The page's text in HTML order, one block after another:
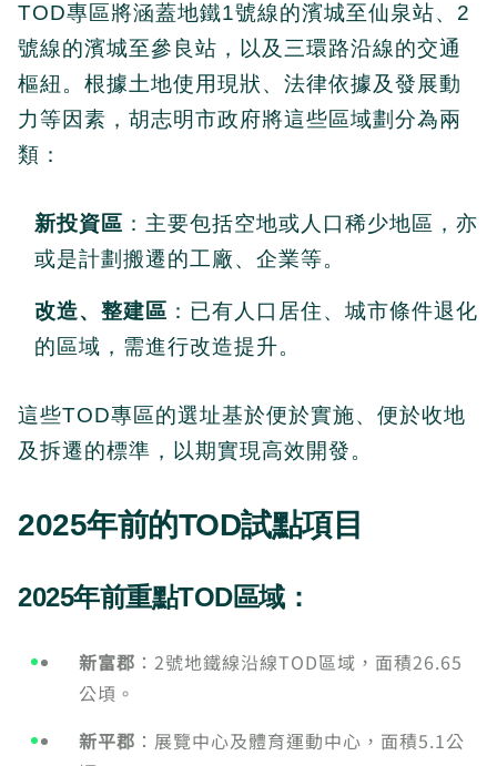
TOD專區將涵蓋地鐵1號線的濱城至仙泉站、2
號線的濱城至參良站，以及三環路沿線的交通
樞紐。根據土地使用現狀、法律依據及發展動
力等因素，胡志明市政府將這些區域劃分為兩
類：
新投資區 ：主要包括空地或人口稀少地區，亦
或是計劃搬遷的工廠、企業等。
改造、整建區 ：已有人口居住、城市條件退化
的區域，需進行改造提升。
這些TOD專區的選址基於便於實施、便於收地
及拆遷的標準，以期實現高效開發。
2025年前的TOD試點項目
2025年前重點TOD區域：
新富郡 ：2號地鐵線沿線TOD區域，面積26.65
公頃。
新平郡 ：展覽中心及體育運動中心，面積5.1公